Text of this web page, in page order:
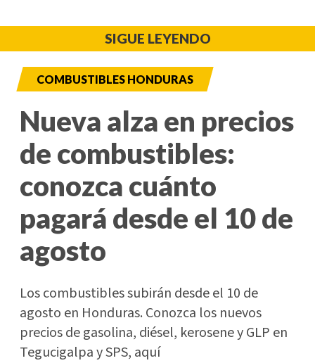
SIGUE LEYENDO
COMBUSTIBLES HONDURAS
Nueva alza en precios
de combustibles:
conozca cuánto
pagará desde el 10 de
agosto
Los combustibles subirán desde el 10 de
agosto en Honduras. Conozca los nuevos
precios de gasolina, diésel, kerosene y GLP en
Tegucigalpa y SPS, aquí